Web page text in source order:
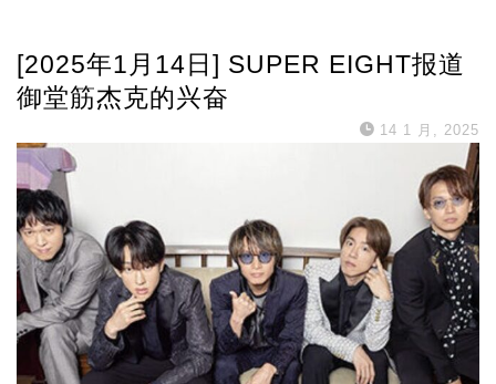
[2025年1月14日] SUPER EIGHT报道
御堂筋杰克的兴奋
14 1 月, 2025